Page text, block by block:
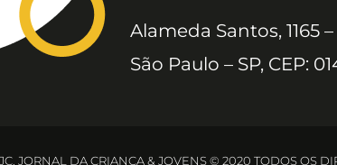
Alameda Santos, 1165
São Paulo – SP, CEP:
JC, JORNAL DA CRIANÇA & JOVENS © 2020 TODOS OS